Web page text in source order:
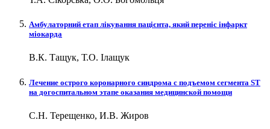
Амбулаторний етап лікування пацієнта, який переніс інфаркт
міокарда
В.К. Тащук, Т.О. Ілащук
Лечение острого коронарного синдрома с подъемом сегмента ST
на догоспитальном этапе оказания медицинской помощи
С.Н. Терещенко, И.В. Жиров